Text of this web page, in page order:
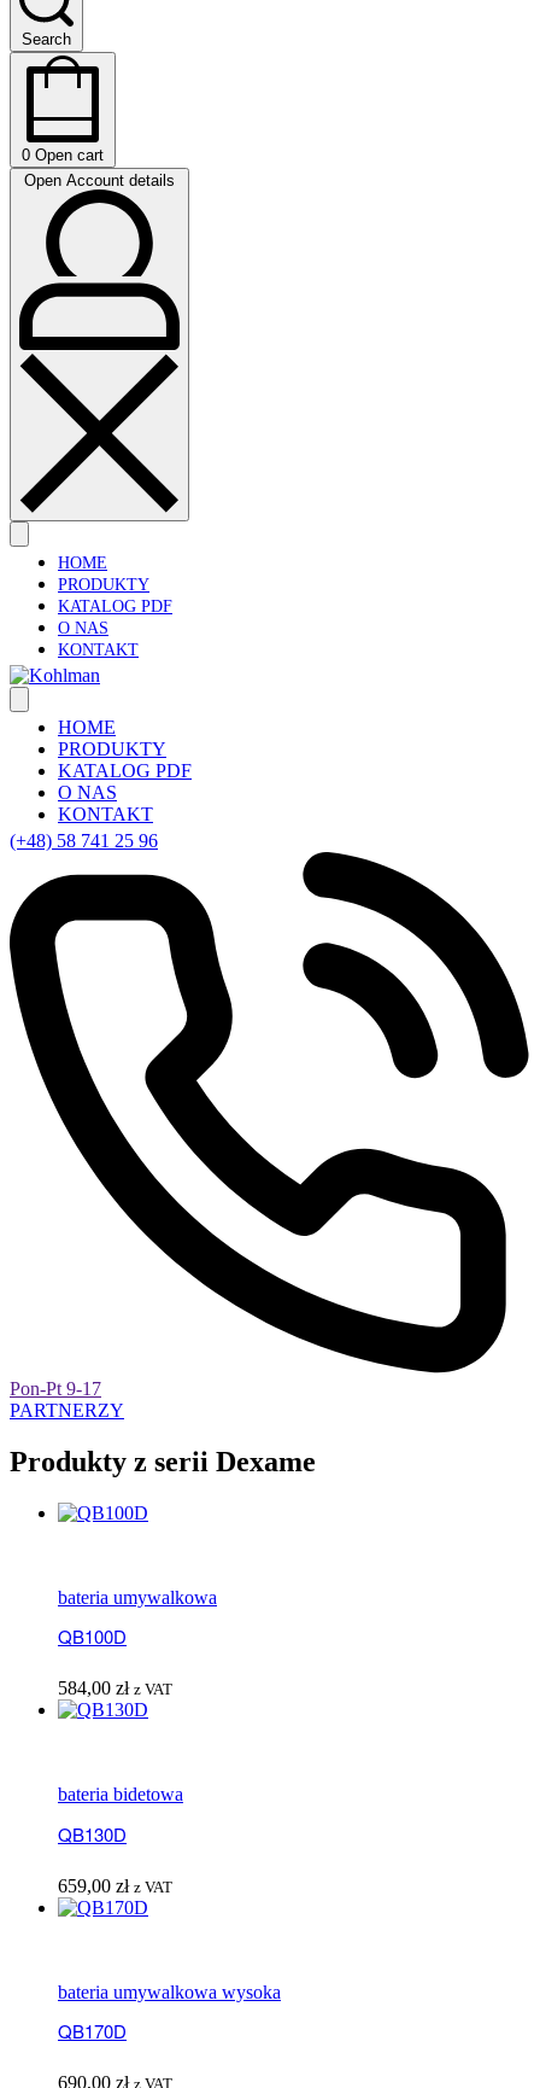
Search
0 Open cart
Open Account details
HOME
PRODUKTY
KATALOG PDF
O NAS
KONTAKT
HOME
PRODUKTY
KATALOG PDF
O NAS
KONTAKT
(+48) 58 741 25 96
Pon-Pt 9-17
PARTNERZY
Produkty z serii Dexame
bateria umywalkowa
QB100D
584,00 zł z VAT
bateria bidetowa
QB130D
659,00 zł z VAT
bateria umywalkowa wysoka
QB170D
690,00 zł z VAT